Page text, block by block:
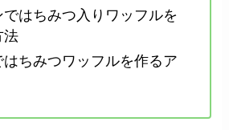
ではちみつ入りワッフルを
法
ちみつワッフルを作るア